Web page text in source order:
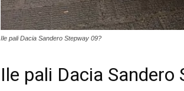
Ile pali Dacia Sandero Stepway 09?
Ile pali Dacia Sandero